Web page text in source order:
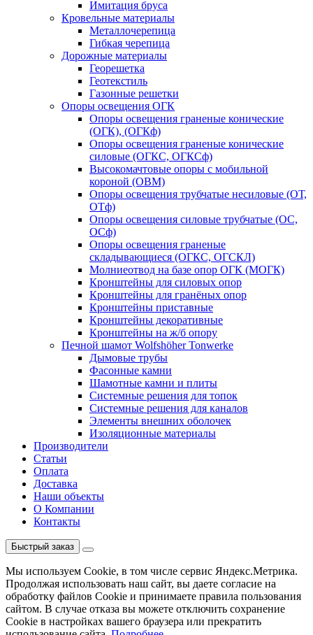
Имитация бруса
Кровельные материалы
Металлочерепица
Гибкая черепица
Дорожные материалы
Георешетка
Геотекстиль
Газонные решетки
Опоры освещения ОГК
Опоры освещения граненые конические
(ОГК), (ОГКф)
Опоры освещения граненые конические
силовые (ОГКС, ОГКСф)
Высокомачтовые опоры с мобильной
короной (ОВМ)
Опоры освещения трубчатые несиловые (ОТ,
ОТф)
Опоры освещения силовые трубчатые (ОС,
ОСф)
Опоры освещения граненые
складывающиеся (ОГКС, ОГСКЛ)
Молниеотвод на базе опор ОГК (МОГК)
Кронштейны для силовых опор
Кронштейны для гранёных опор
Кронштейны приставные
Кронштейны декоративные
Кронштейны на ж/б опору
Печной шамот Wolfshöher Tonwerke
Дымовые трубы
Фасонные камни
Шамотные камни и плиты
Системные решения для топок
Системные решения для каналов
Элементы внешних оболочек
Изоляционные материалы
Производители
Статьи
Оплата
Доставка
Наши объекты
О Компании
Контакты
Быстрый заказ
Мы используем Cookie, в том числе сервис Яндекс.Метрика.
Продолжая использовать наш сайт, вы даете согласие на
обработку файлов Cookie и принимаете правила пользования
сайтом. В случае отказа вы можете отключить сохранение
Cookie в настройках вашего браузера или прекратить